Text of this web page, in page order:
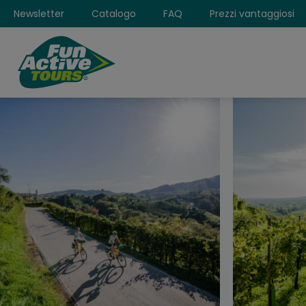
Newsletter Catalogo FAQ Prezzi vantaggiosi